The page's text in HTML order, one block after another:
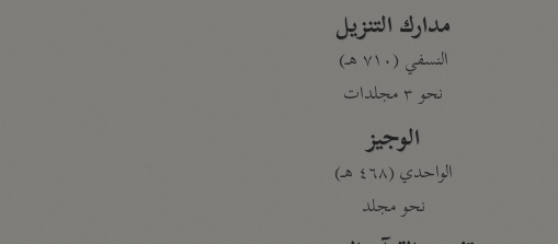
مدارك التنزيل
النسفي (٧١٠ هـ)
نحو ٣ مجلدات
الوجيز
الواحدي (٤٦٨ هـ)
نحو مجلد